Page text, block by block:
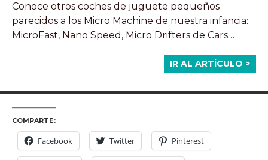
Conoce otros coches de juguete pequeños
parecidos a los Micro Machine de nuestra infancia:
MicroFast, Nano Speed, Micro Drifters de Cars…
IR AL ARTÍCULO >
COMPARTE:
Facebook Twitter Pinterest